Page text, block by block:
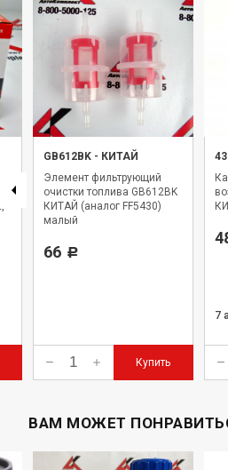
GB612BK - КИТАЙ
Элемент фильтрующий
очистки топлива GB612BK
КИТАЙ (аналог FF5430)
малый
66 Р
Купить
7
ВАМ МОЖЕТ